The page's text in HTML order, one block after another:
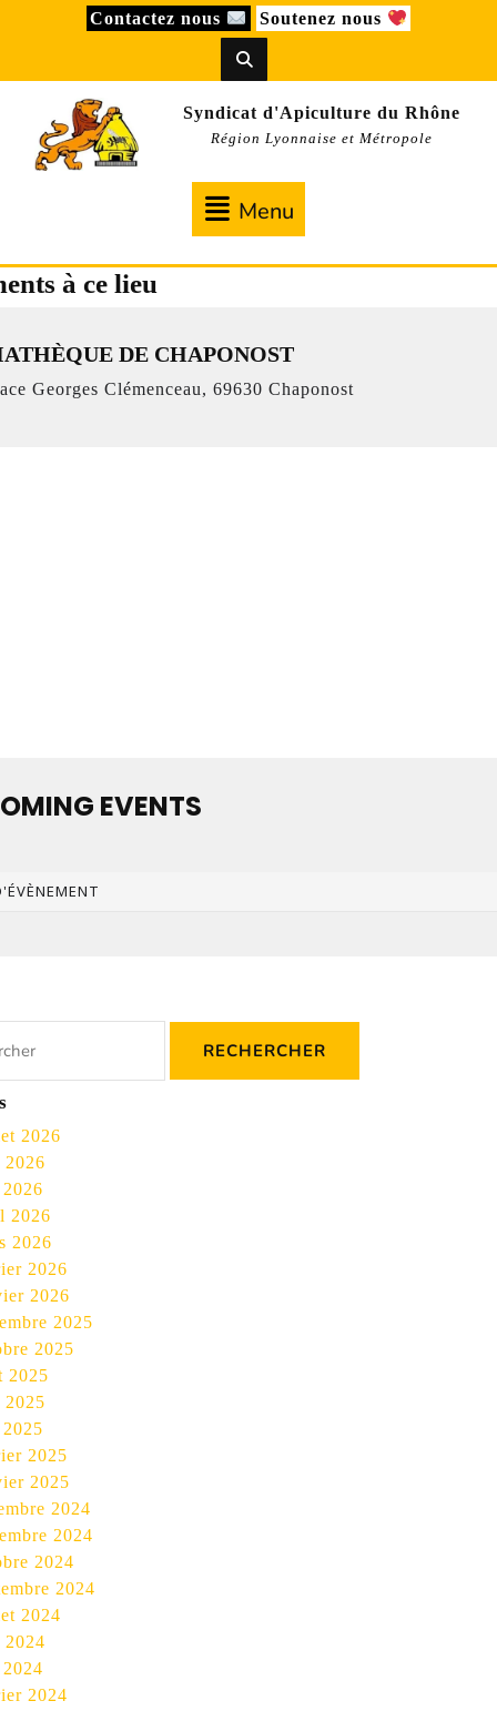
Contactez nous Soutenez nous
Syndicat d'Apiculture du Rhône
Région Lyonnaise et Métropole
Menu
à ce lieu
DE CHAPONOST
Georges Clémenceau, 69630 Chaponost
EVENTS
2026
2026
2026
2026
2026
2025
2025
2025
2025
2025
2024
2024
2024
2024
2024
2024